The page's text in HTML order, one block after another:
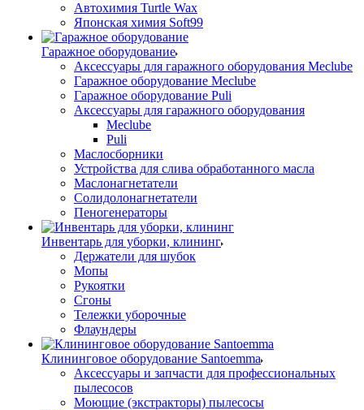
Автохимия Turtle Wax
Японская химия Soft99
Гаражное оборудование
Аксессуары для гаражного оборудования Meclube
Гаражное оборудование Meclube
Гаражное оборудование Puli
Аксессуары для гаражного оборудования
Meclube
Puli
Маслосборники
Устройства для слива обработанного масла
Маслонагнетатели
Солидолонагнетатели
Пеногенераторы
Инвентарь для уборки, клининг
Держатели для шубок
Мопы
Рукоятки
Сгоны
Тележки уборочные
Флаундеры
Клининговое оборудование Santoemma
Аксессуары и запчасти для профессиональных
пылесосов
Моющие (экстракторы) пылесосы